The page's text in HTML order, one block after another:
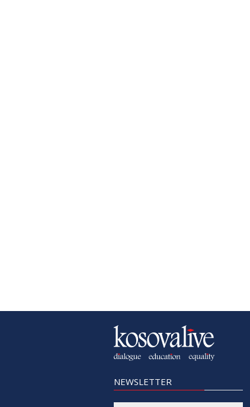
NEWSLETTER